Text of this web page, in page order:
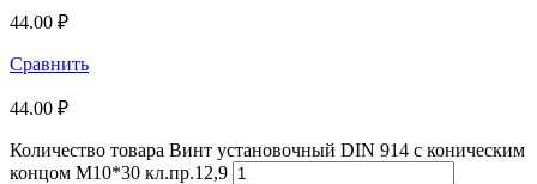
44.00 ₽
Сравнить
44.00 ₽
Количество товара Винт установочный DIN 914 с коническим
концом М10*30 кл.пр.12,9